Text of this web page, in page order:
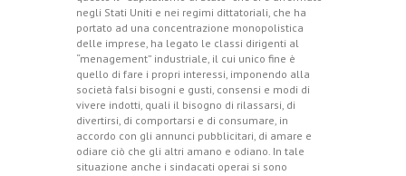
negli Stati Uniti e nei regimi dittatoriali, che ha
portato ad una concentrazione monopolistica
delle imprese, ha legato le classi dirigenti al
“menagement” industriale, il cui unico fine è
quello di fare i propri interessi, imponendo alla
società falsi bisogni e gusti, consensi e modi di
vivere indotti, quali il bisogno di rilassarsi, di
divertirsi, di comportarsi e di consumare, in
accordo con gli annunci pubblicitari, di amare e
odiare ciò che gli altri amano e odiano. In tale
situazione anche i sindacati operai si sono